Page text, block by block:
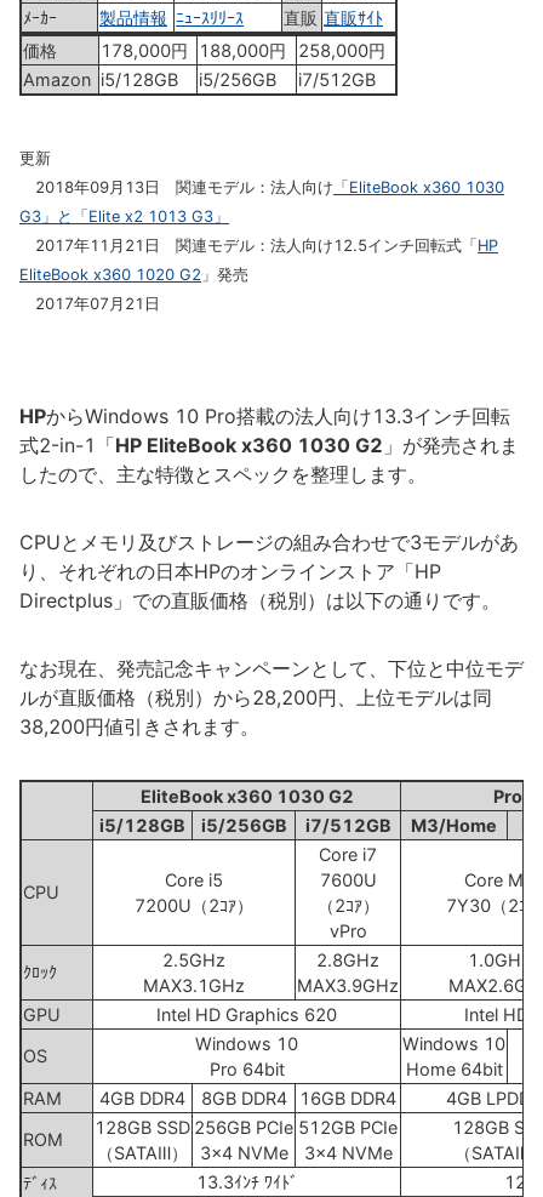
ﾒｰｶｰ
製品情報 ﾆｭｰｽﾘﾘｰｽ 直販 直販ｻｲﾄ
価格
178,000円 188,000円
258,000円
Amazon i5/128GB i5/256GB i7/512GB
更新
2018年09月13日 関連モデル：法人向け 「EliteBook x360 1030
G3」と「Elite x2 1013 G3」
2017年11月21日 関連モデル：法人向け12.5インチ回転式「 HP
EliteBook x360 1020 G2 」発売
2017年07月21日
HPからWindows 10 Pro搭載の法人向け13.3インチ回転
式2-in-1「HP EliteBook x360 1030 G2 」が発売されま
したので、主な特徴とスペックを整理します。
CPUとメモリ及びストレージの組み合わせで3モデルがあ
り、それぞれの日本HPのオンラインストア「HP
Directplus」での直販価格（税別）は以下の通りです。
なお現在、発売記念キャンペーンとして、下位と中位モデ
ルが直販価格（税別）から28,200円、上位モデルは同
38,200円値引きされます。
EliteBook x360 1030 G2
Pro
i5/128GB
i5/256GB i7/512GB M3/Home
CPU
Core i5
7200U（2ｺｱ）
Core i7
7600U
（2ｺｱ）
vPro
Core M3
7Y30（2ｺｱ
ｸﾛｯｸ
2.5GHz
MAX3.1GHz
2.8GHz
MAX3.9GHz
1.0GHz
GPU
Intel HD Graphics 620
Intel HD
OS
Windows 10
Pro 64bit
Windows 10
Home 64bit
RAM
4GB DDR4 8GB DDR4 16GB DDR4
4GB
ROM
128GB SSD
（SATAⅢ）
256GB PCIe
3x4 NVMe
512GB PCIe
3x4 NVMe
128GB
（SATAⅢ
ﾃﾞｨｽ
13.3ｲﾝﾁ ﾜｲﾄﾞ
12.0